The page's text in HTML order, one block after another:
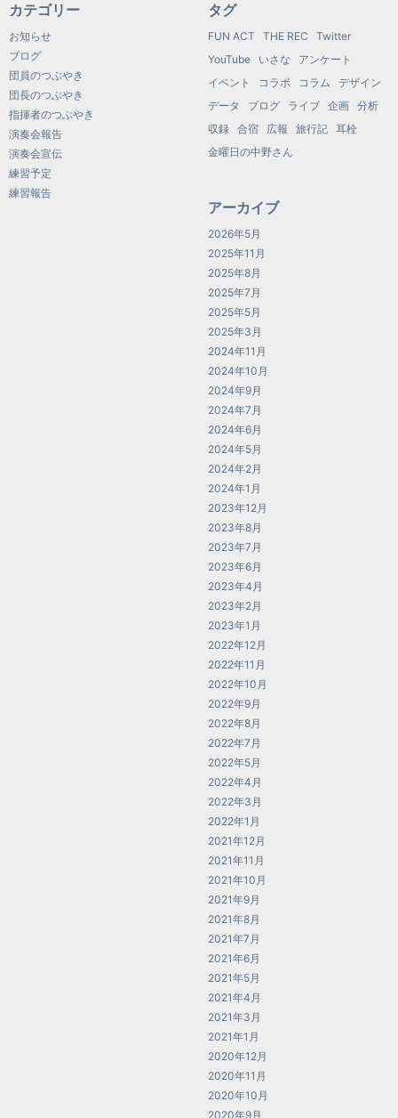
カテゴリー
お知らせ
ブログ
団員のつぶやき
団長のつぶやき
指揮者のつぶやき
演奏会報告
演奏会宣伝
練習予定
練習報告
タグ
FUN ACT THE REC
Twitter
YouTube
いさな
アンケート
イベント
コラボ コラム
デザイン
データ
ブログ ライブ 企画
分析
収録
合宿 広報 旅行記
耳栓
金曜日の中野さん
アーカイブ
2026年5月
2025年11月
2025年8月
2025年7月
2025年5月
2025年3月
2024年11月
2024年10月
2024年9月
2024年7月
2024年6月
2024年5月
2024年2月
2024年1月
2023年12月
2023年8月
2023年7月
2023年6月
2023年4月
2023年2月
2023年1月
2022年12月
2022年11月
2022年10月
2022年9月
2022年8月
2022年7月
2022年5月
2022年4月
2022年3月
2022年1月
2021年12月
2021年11月
2021年10月
2021年9月
2021年8月
2021年7月
2021年6月
2021年5月
2021年4月
2021年3月
2021年1月
2020年12月
2020年11月
2020年10月
2020年9月